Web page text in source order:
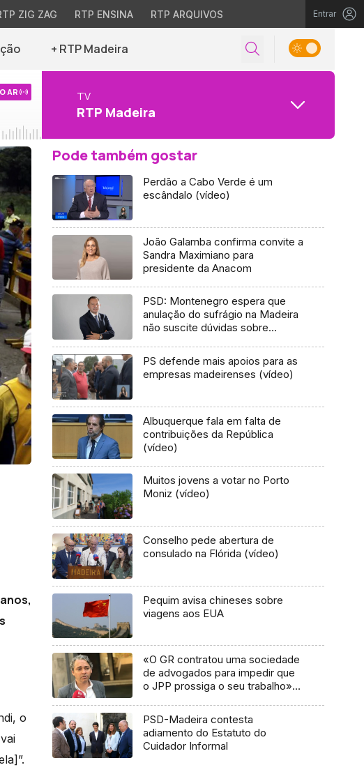
ZIG ZAG RTP ENSINA RTP ARQUIVOS Entrar
+ RTP Madeira
AR TV
RTP Madeira
o
Pode também gostar
Perdão a Cabo Verde é um
escândalo (vídeo)
João Galamba confirma convite a
Sandra Maximiano para
presidente da Anacom
PSD: Montenegro espera que
anulação do sufrágio na Madeira
não suscite dúvidas sobre
PS defende mais apoios para as
empresas madeirenses (vídeo)
Albuquerque fala em falta de
contribuições da República
(vídeo)
Muitos jovens a votar no Porto
Moniz (vídeo)
Conselho pede abertura de
consulado na Flórida (vídeo)
Pequim avisa chineses sobre
viagens aos EUA
«O GR contratou uma sociedade
de advogados para impedir que
o JPP prossiga o seu trabalho»
PSD-Madeira contesta
adiamento do Estatuto do
Cuidador Informal